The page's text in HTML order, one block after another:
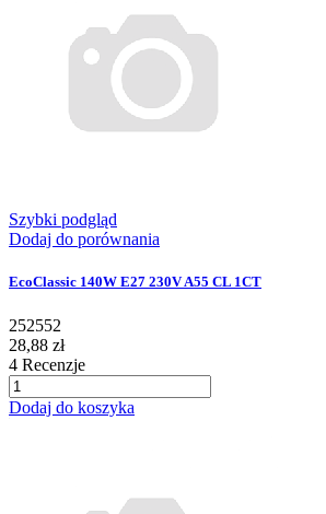
Szybki podgląd
Dodaj do porównania
EcoClassic 140W E27 230V A55 CL 1CT
252552
28,88 zł
4 Recenzje
Dodaj do koszyka